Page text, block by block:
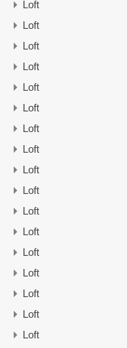
Loft
Loft
Loft
Loft
Loft
Loft
Loft
Loft
Loft
Loft
Loft
Loft
Loft
Loft
Loft
Loft
Loft